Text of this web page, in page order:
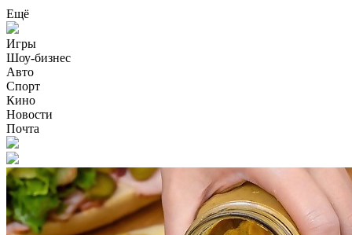
Ещё
Игры
Шоу-бизнес
Авто
Спорт
Кино
Новости
Почта